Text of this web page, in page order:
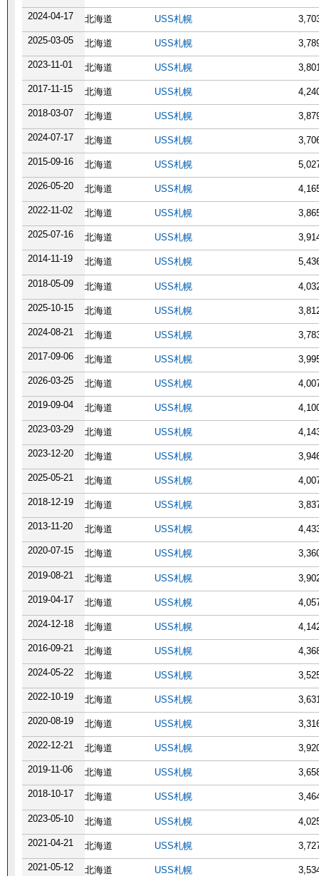
2024-04-17 北海道 USS札幌
2025-03-05
北海道 USS札幌
2023-11-01
北海道 USS札幌
2017-11-15
北海道 USS札幌
2018-03-07
北海道 USS札幌
2024-07-17
北海道 USS札幌
2015-09-16
北海道 USS札幌
2026-05-20
北海道 USS札幌
2022-11-02
北海道 USS札幌
2025-07-16
北海道 USS札幌
2014-11-19
北海道 USS札幌
2018-05-09 北海道 USS札幌
2025-10-15
北海道 USS札幌
2024-08-21
北海道 USS札幌
2017-09-06
北海道 USS札幌
2026-03-25
北海道 USS札幌
2019-09-04
北海道 USS札幌
2023-03-29
北海道 USS札幌
2023-12-20
北海道 USS札幌
2025-05-21
北海道 USS札幌
2018-12-19
北海道 USS札幌
2013-11-20
北海道 USS札幌
2020-07-15
北海道 USS札幌
2019-08-21 北海道 USS札幌
2019-04-17
北海道 USS札幌
2024-12-18
北海道 USS札幌
2016-09-21
北海道 USS札幌
2024-05-22
北海道 USS札幌
2022-10-19
北海道 USS札幌
2020-08-19
北海道 USS札幌
2022-12-21
北海道 USS札幌
2019-11-06
北海道 USS札幌
2018-10-17
北海道 USS札幌
2023-05-10 北海道 USS札幌
2021-04-21
北海道 USS札幌
2021-05-12
北海道 USS札幌